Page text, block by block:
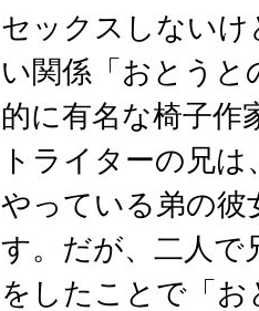
セックスしないけ
い関係「おとうと
的に有名な椅子作
トライターの兄
やっている弟の彼
す。だが、二人で
をしたことで「